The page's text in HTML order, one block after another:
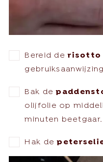
Bereid derisotto
Bak de
olijfolie op
minuten beetgaar.
Hak de